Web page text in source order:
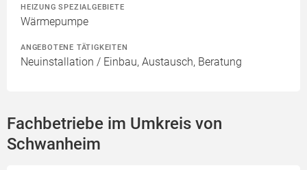
HEIZUNG SPEZIALGEBIETE
Wärmepumpe
ANGEBOTENE TÄTIGKEITEN
Neuinstallation / Einbau, Austausch, Beratung
Fachbetriebe im Umkreis von
Schwanheim